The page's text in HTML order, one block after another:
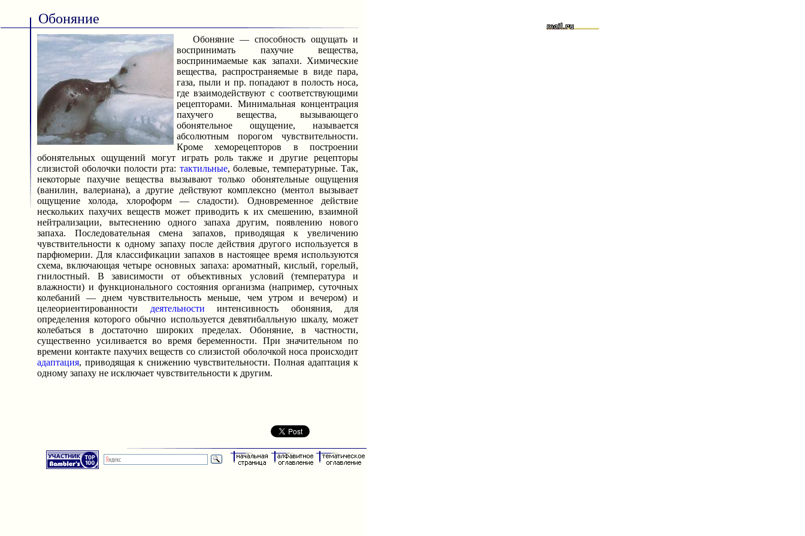
Обоняние
Обоняние — способность ощущать и
воспринимать пахучие вещества,
воспринимаемые как запахи. Химические
вещества, распространяемые в виде пара,
газа, пыли и пр. попадают в полость носа,
где взаимодействуют с соответствующими
рецепторами. Минимальная концентрация
пахучего вещества, вызывающего
обонятельное ощущение, называется
абсолютным порогом чувствительности.
Кроме хеморецепторов в построении
обонятельных ощущений могут играть роль также и другие рецепторы
слизистой оболочки полости рта: тактильные, болевые, температурные. Так,
некоторые пахучие вещества вызывают только обонятельные ощущения
(ванилин, валериана), а другие действуют комплексно (ментол вызывает
ощущение холода, хлороформ — сладости). Одновременное действие
нескольких пахучих веществ может приводить к их смешению, взаимной
нейтрализации, вытеснению одного запаха другим, появлению нового
запаха. Последовательная смена запахов, приводящая к увеличению
чувствительности к одному запаху после действия другого используется в
парфюмерии. Для классификации запахов в настоящее время используются
схема, включающая четыре основных запаха: ароматный, кислый, горелый,
гнилостный. В зависимости от объективных условий (температура и
влажности) и функционального состояния организма (например, суточных
колебаний — днем чувствительность меньше, чем утром и вечером) и
целеориентированности деятельности интенсивность обоняния, для
определения которого обычно используется девятибалльную шкалу, может
колебаться в достаточно широких пределах. Обоняние, в частности,
существенно усиливается во время беременности. При значительном по
времени контакте пахучих веществ со слизистой оболочкой носа происходит
адаптация, приводящая к снижению чувствительности. Полная адаптация к
одному запаху не исключает чувствительности к другим.